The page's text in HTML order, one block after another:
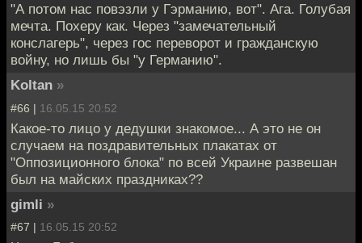
"А потом нас повэзли у Гэрманию, вот". Ага. Голубая
мечта. Похеру как. Через "замечательный
конслагерь", через гос переворот и гражданскую
войну, но лишь бы "у Германию".
Koltan »
#66 | 16.05.15 20:52
Какое-то лицо у дедушки знакомое... А это не он
случаем на поздравительных плакатах от
"Оппозиционного блока" по всей Украине развешан
был на майских праздниках??
gimli »
#67 | 16.05.15 20:52